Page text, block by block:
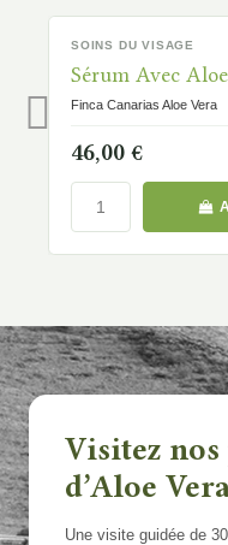
DISPONIBLE
SOINS DU VISAGE
Sérum Avec
Finca Canarias Aloe Vera
46,00 €
Visitez
d’Aloe
Une visite guidée de